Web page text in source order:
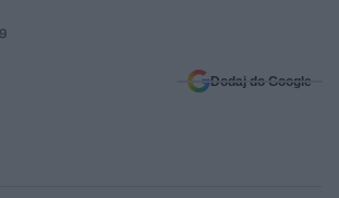
Dodaj do Google